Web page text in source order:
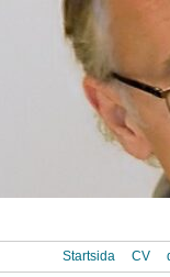
Startsida CV